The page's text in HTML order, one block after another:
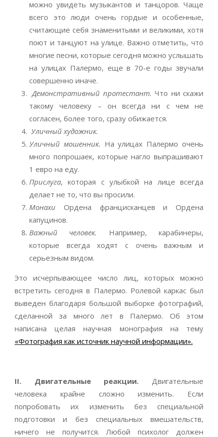
можно увидеть музыкантов и танцоров. Чаще
всего это люди очень гордые и особенные,
считающие себя знаменитыми и великими, хотя
поют и танцуют на улице. Важно отметить, что
многие песни, которые сегодня можно услышать
на улицах Палермо, еще в 70-е годы звучали
совершенно иначе.
Демонстративный протестант. Что ни скажи
такому человеку – он всегда ни с чем не
согласен, более того, сразу обижается.
Уличный художник.
Уличный мошенник. На улицах Палермо очень
много попрошаек, которые нагло выпрашивают
1 евро на еду.
Прислуга, которая с улыбкой на лице всегда
делает не то, что вы просили.
Монахи Ордена францисканцев и Ордена
капуцинов.
Важный человек.
Например, карабинеры,
которые всегда ходят с очень важным и
серьезным видом.
Это исчерпывающее число лиц, которых можно
встретить сегодня в Палермо. Ролевой каркас был
выведен благодаря большой выборке фотографий,
сделанной за много лет в Палермо. Об этом
написана целая научная монография на тему
«Фотография как источник научной информации».
II. Двигательные реакции. Двигательные
человека крайне сложно изменить. Если
попробовать их изменить без специальной
подготовки и без специальных вмешательств,
ничего не получится. Любой психолог должен